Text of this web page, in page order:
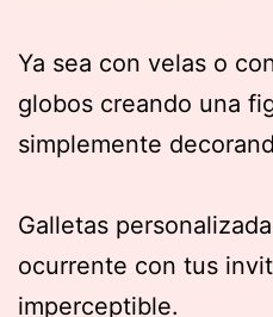
Ya sea con velas o
globos creando una
simplemente
Galletas
ocurrente con tus
imperceptible.